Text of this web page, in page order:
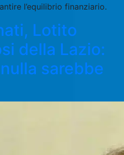
l’equilibrio finanziario.
Lotito
della Lazio:
sarebbe